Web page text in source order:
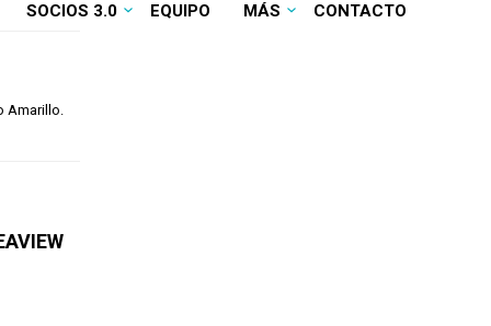
SOCIOS 3.0 EQUIPO MÁS CONTACTO
Amarillo.